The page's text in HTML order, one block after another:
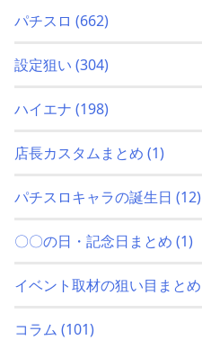
パチスロ (662)
設定狙い (304)
ハイエナ (198)
店長カスタムまとめ (1)
パチスロキャラの誕生日 (12)
〇〇の日・記念日まとめ (1)
イベント取材の狙い目まとめ
コラム (101)